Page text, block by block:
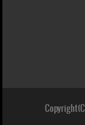
Copyright(C)